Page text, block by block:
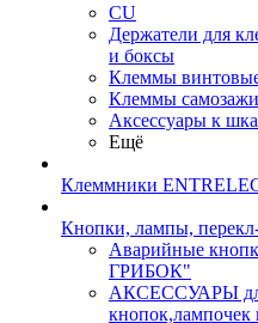
CU
Держатели для
и боксы
Клеммы
Клеммы
Аксессуары к
Ещё
Клеммники
Кнопки, лампы,
Аварийные
ГРИБОК"
АКСЕССУАРЫ
кнопок,лампочек